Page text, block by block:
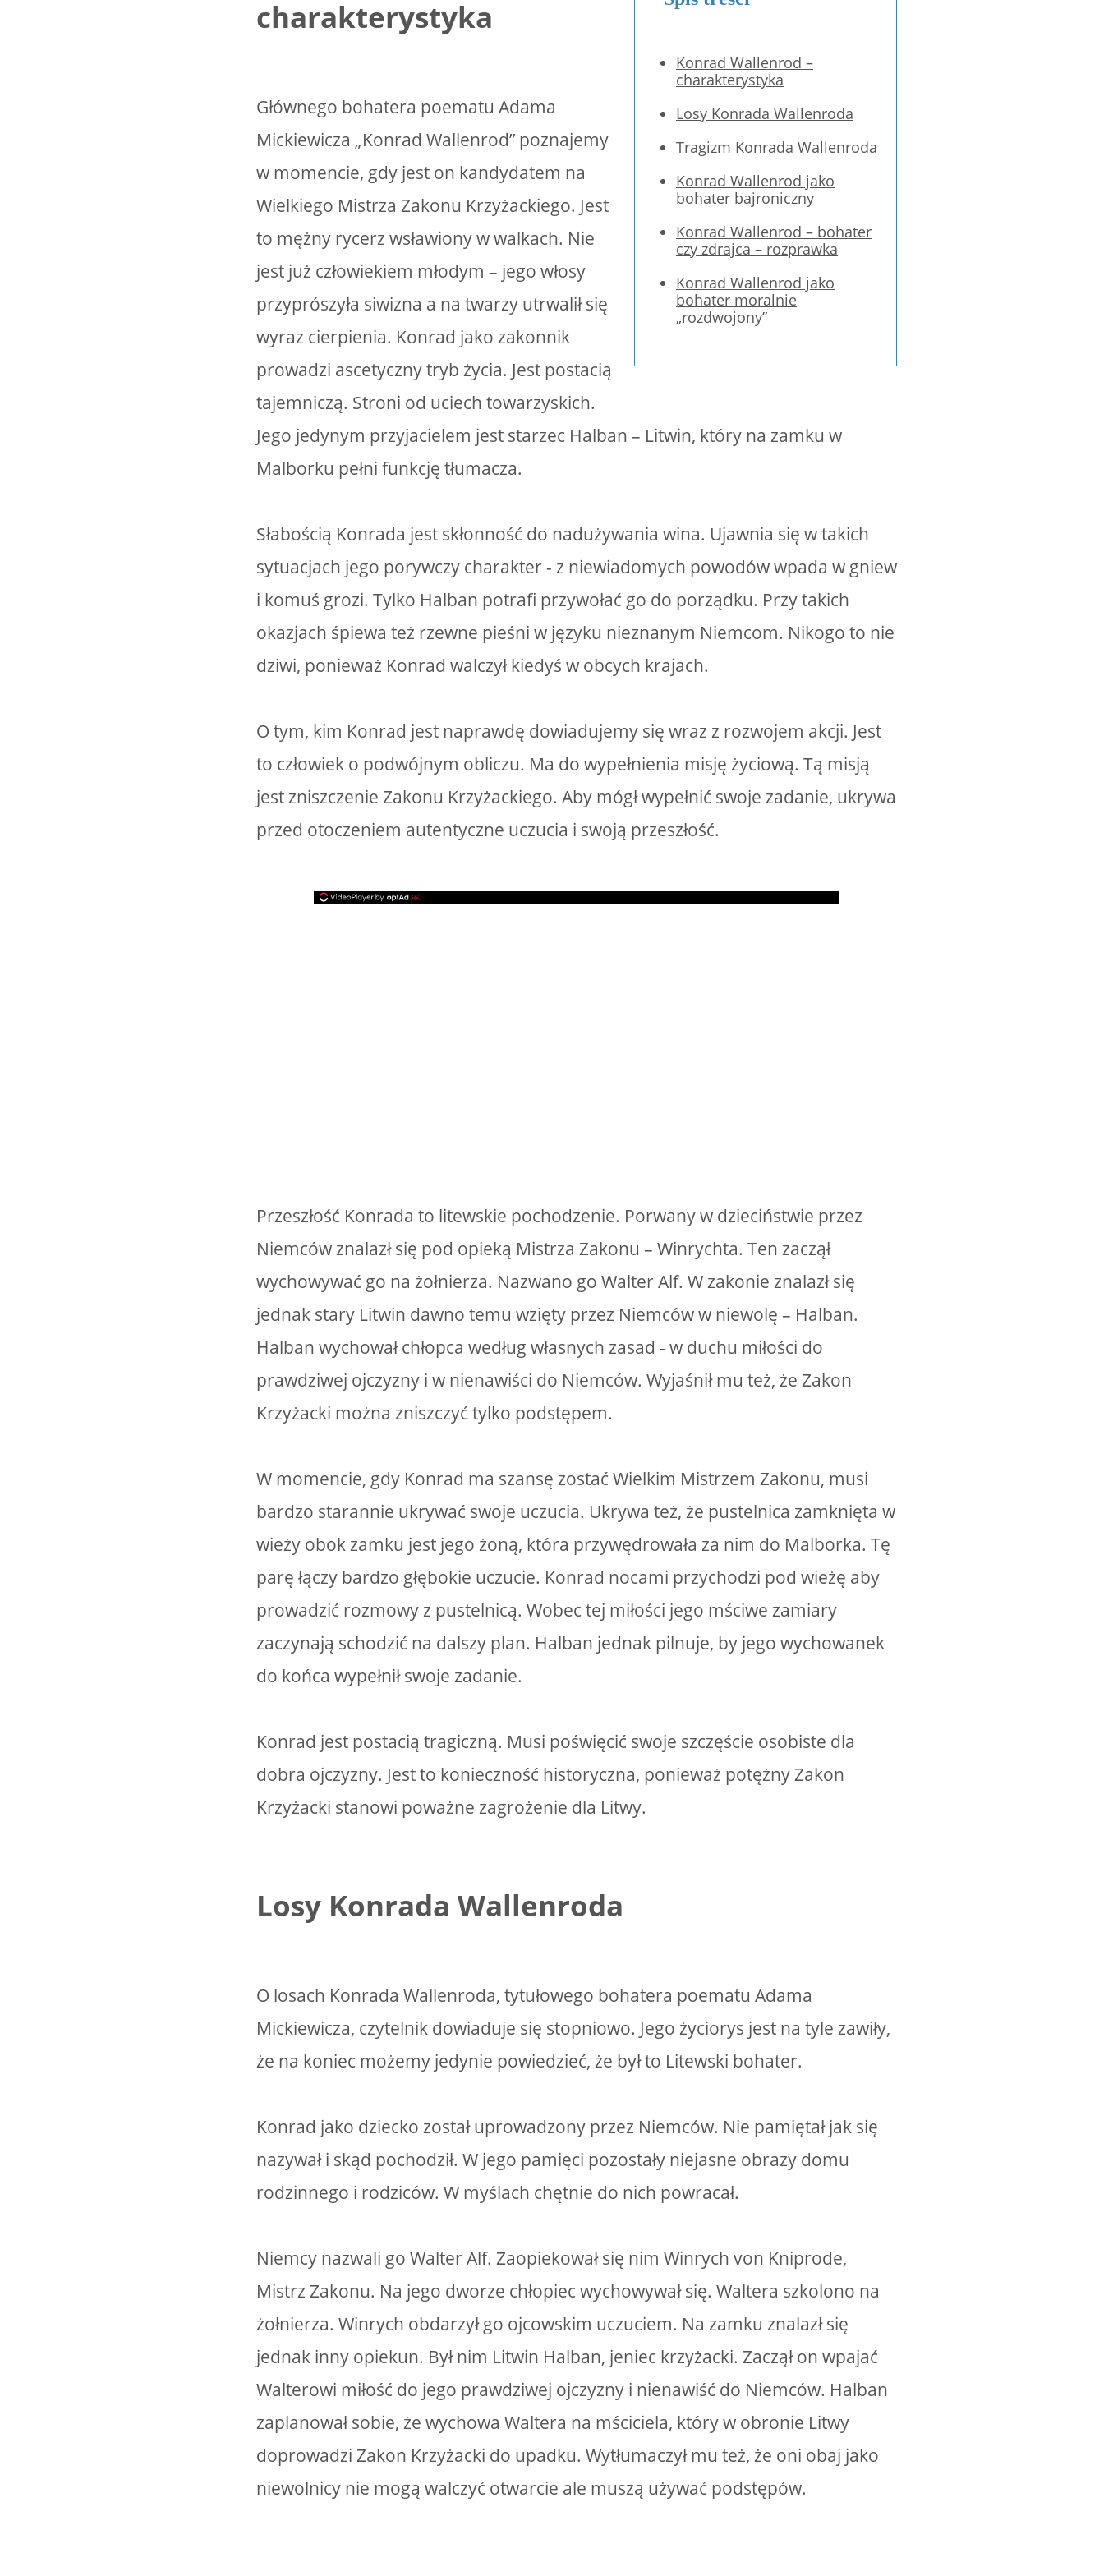
Konrad Wallenrod –
charakterystyka
Losy Konrada Wallenroda
Tragizm Konrada Wallenroda
Konrad Wallenrod jako
bohater bajroniczny
Konrad Wallenrod – bohater
czy zdrajca – rozprawka
Konrad Wallenrod jako
bohater moralnie
„rozdwojony”
charakterystyka
Głównego bohatera poematu Adama
Mickiewicza „Konrad Wallenrod” poznajemy
w momencie, gdy jest on kandydatem na
Wielkiego Mistrza Zakonu Krzyżackiego. Jest
to mężny rycerz wsławiony w walkach. Nie
jest już człowiekiem młodym – jego włosy
przyprószyła siwizna a na twarzy utrwalił się
wyraz cierpienia. Konrad jako zakonnik
prowadzi ascetyczny tryb życia. Jest postacią
tajemniczą. Stroni od uciech towarzyskich.
Jego jedynym przyjacielem jest starzec Halban – Litwin, który na zamku w
Malborku pełni funkcję tłumacza.
Słabością Konrada jest skłonność do nadużywania wina. Ujawnia się w takich
sytuacjach jego porywczy charakter - z niewiadomych powodów wpada w gniew
i komuś grozi. Tylko Halban potrafi przywołać go do porządku. Przy takich
okazjach śpiewa też rzewne pieśni w języku nieznanym Niemcom. Nikogo to nie
dziwi, ponieważ Konrad walczył kiedyś w obcych krajach.
O tym, kim Konrad jest naprawdę dowiadujemy się wraz z rozwojem akcji. Jest
to człowiek o podwójnym obliczu. Ma do wypełnienia misję życiową. Tą misją
jest zniszczenie Zakonu Krzyżackiego. Aby mógł wypełnić swoje zadanie, ukrywa
przed otoczeniem autentyczne uczucia i swoją przeszłość.
Przeszłość Konrada to litewskie pochodzenie. Porwany w dzieciństwie przez
Niemców znalazł się pod opieką Mistrza Zakonu – Winrychta. Ten zaczął
wychowywać go na żołnierza. Nazwano go Walter Alf. W zakonie znalazł się
jednak stary Litwin dawno temu wzięty przez Niemców w niewolę – Halban.
Halban wychował chłopca według własnych zasad - w duchu miłości do
prawdziwej ojczyzny i w nienawiści do Niemców. Wyjaśnił mu też, że Zakon
Krzyżacki można zniszczyć tylko podstępem.
W momencie, gdy Konrad ma szansę zostać Wielkim Mistrzem Zakonu, musi
bardzo starannie ukrywać swoje uczucia. Ukrywa też, że pustelnica zamknięta w
wieży obok zamku jest jego żoną, która przywędrowała za nim do Malborka. Tę
parę łączy bardzo głębokie uczucie. Konrad nocami przychodzi pod wieżę aby
prowadzić rozmowy z pustelnicą. Wobec tej miłości jego mściwe zamiary
zaczynają schodzić na dalszy plan. Halban jednak pilnuje, by jego wychowanek
do końca wypełnił swoje zadanie.
Konrad jest postacią tragiczną. Musi poświęcić swoje szczęście osobiste dla
dobra ojczyzny. Jest to konieczność historyczna, ponieważ potężny Zakon
Krzyżacki stanowi poważne zagrożenie dla Litwy.
Losy Konrada Wallenroda
O losach Konrada Wallenroda, tytułowego bohatera poematu Adama
Mickiewicza, czytelnik dowiaduje się stopniowo. Jego życiorys jest na tyle zawiły,
że na koniec możemy jedynie powiedzieć, że był to Litewski bohater.
Konrad jako dziecko został uprowadzony przez Niemców. Nie pamiętał jak się
nazywał i skąd pochodził. W jego pamięci pozostały niejasne obrazy domu
rodzinnego i rodziców. W myślach chętnie do nich powracał.
Niemcy nazwali go Walter Alf. Zaopiekował się nim Winrych von Kniprode,
Mistrz Zakonu. Na jego dworze chłopiec wychowywał się. Waltera szkolono na
żołnierza. Winrych obdarzył go ojcowskim uczuciem. Na zamku znalazł się
jednak inny opiekun. Był nim Litwin Halban, jeniec krzyżacki. Zaczął on wpajać
Walterowi miłość do jego prawdziwej ojczyzny i nienawiść do Niemców. Halban
zaplanował sobie, że wychowa Waltera na mściciela, który w obronie Litwy
doprowadzi Zakon Krzyżacki do upadku. Wytłumaczył mu też, że oni obaj jako
niewolnicy nie mogą walczyć otwarcie ale muszą używać podstępów.